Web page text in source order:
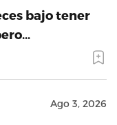
bajo tener
Ago 3, 2026